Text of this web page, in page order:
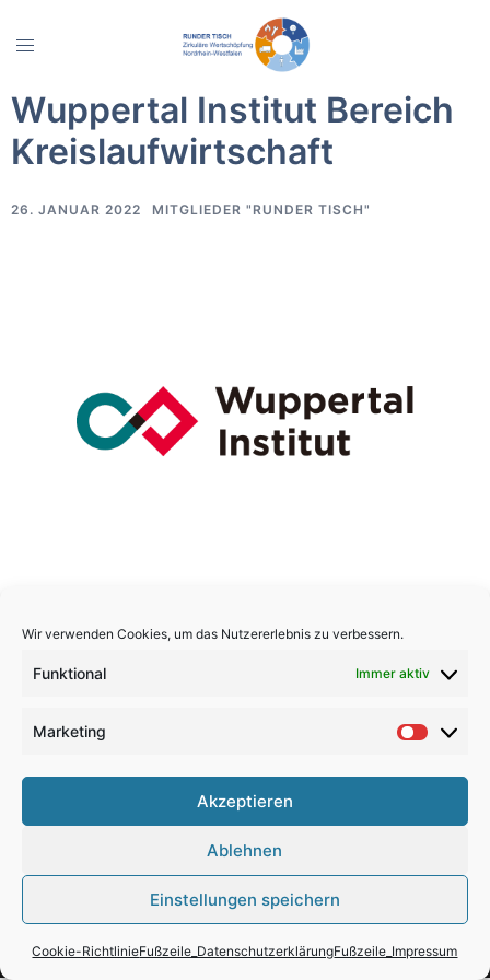
Wir verwenden Cookies, um das Nutzererlebnis zu verbessern.
Funktional Immer aktiv
Marketing
Akzeptieren
Ablehnen
Einstellungen speichern
Cookie-RichtlinieFußzeile_DatenschutzerklärungFußzeile_Impressum
InhaltMenü
Wuppertal Institut Bereich
Kreislaufwirtschaft
26. JANUAR 2022 MITGLIEDER "RUNDER TISCH"
https://wupperinst.org/themen/kreislaufwirtschaft
Datenschutz